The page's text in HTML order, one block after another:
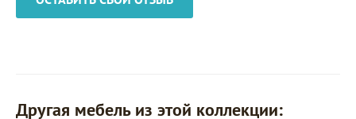
Другая мебель из этой коллекции: